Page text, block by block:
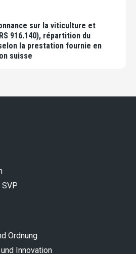
sur la viticulture et
916.140), répartition du
la prestation fournie en
suisse
Ordnung
Innovation